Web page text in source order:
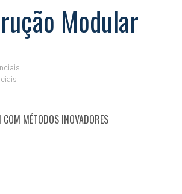
Modular
MÉTODOS INOVADORES